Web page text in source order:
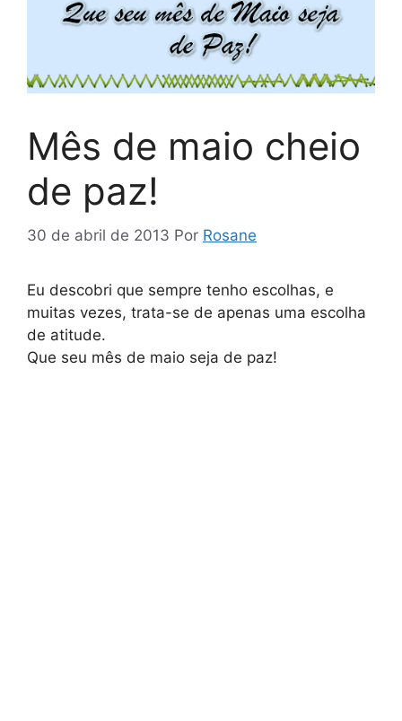
Mês de maio cheio
de paz!
30 de abril de 2013 Por Rosane
Eu descobri que sempre tenho escolhas, e
muitas vezes, trata-se de apenas uma escolha
de atitude.
Que seu mês de maio seja de paz!